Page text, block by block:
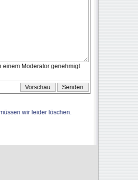
einem Moderator genehmigt
wir leider löschen.